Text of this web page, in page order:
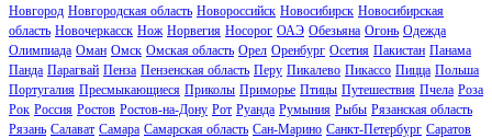
Новгород Новгородская область Новороссийск Новосибирск Новосибирская
область Новочеркасск Нож Норвегия Носорог ОАЭ Обезьяна Огонь Одежда
Олимпиада Оман Омск Омская область Орел Оренбург Осетия Пакистан Панама
Панда Парагвай Пенза Пензенская область Перу Пикалево Пикассо Пицца Польша
Португалия Пресмыкающиеся Приколы Приморье Птицы Путешествия Пчела Роза
Рок Россия Ростов Ростов-на-Дону Рот Руанда Румыния Рыбы Рязанская область
Рязань Салават Самара Самарская область Сан-Марино Санкт-Петербург Саратов